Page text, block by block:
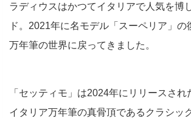
ラディウスはかつてイタリアで人気を博
ド。2021年に名モデル「スーペリア」の
万年筆の世界に戻ってきました。
「セッティモ」は2024年にリリースされ
イタリア万年筆の真骨頂であるクラシッ